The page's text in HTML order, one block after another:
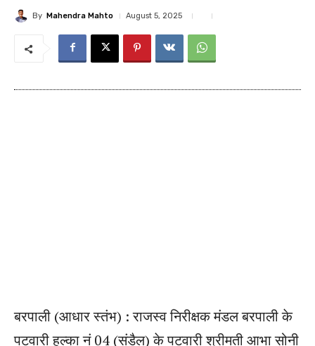
By Mahendra Mahto August 5, 2025
बरपाली (आधार स्तंभ) : राजस्व निरीक्षक मंडल बरपाली के
पटवारी हल्का नं 04 (संडैल) के पटवारी श्रीमती आभा सोनी